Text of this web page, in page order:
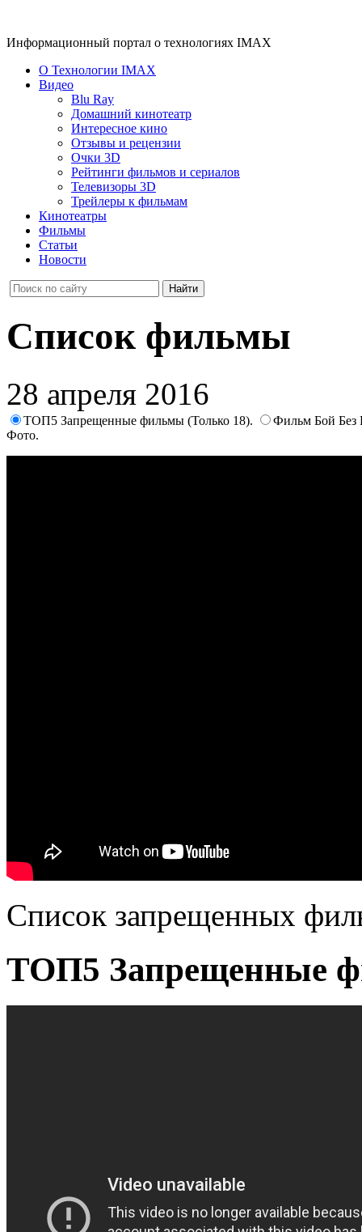
Информационный портал о технологиях IMAX
О Технологии IMAX
Видео
Blu Ray
Домашний кинотеатр
Интересное кино
Отзывы и рецензии
Очки 3D
Рейтинги фильмов и сериалов
Телевизоры 3D
Трейлеры к фильмам
Кинотеатры
Фильмы
Статьи
Новости
Список фильмы
28 апреля 2016
ТОП5 Запрещенные фильмы (Только 18).
Фильм Бой Без
Фото.
Список запрещенных
ТОП5 Запрещенные